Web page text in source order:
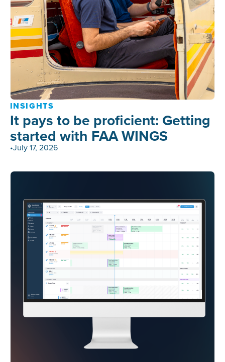
INSIGHTS
It pays to be proficient: Getting
started with FAA WINGS
•July 17, 2026